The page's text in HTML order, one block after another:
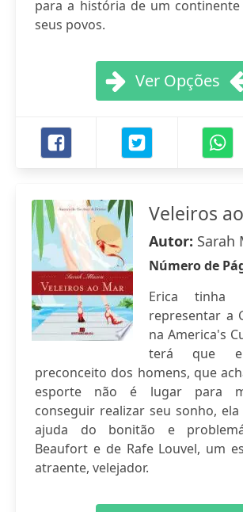
para a história de um
seus povos.
Ver Opções
Veleiros
Autor: Sarah
Número de
Erica tinha
representar a
na America's
terá que
preconceito dos homens, que
esporte não é lugar para
conseguir realizar seu sonho,
ajuda do bonitão e
Beaufort e de Rafe Louvel, um
atraente, velejador.